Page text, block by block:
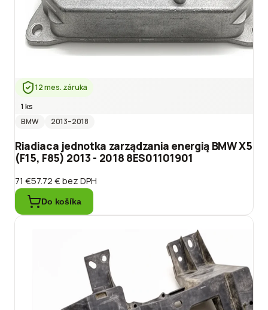
12 mes. záruka
1 ks
BMW
2013–2018
Riadiaca jednotka zarządzania energią BMW X5
(F15, F85) 2013 - 2018 8ES01101901
71 €57.72 €bez DPH
Do košíka